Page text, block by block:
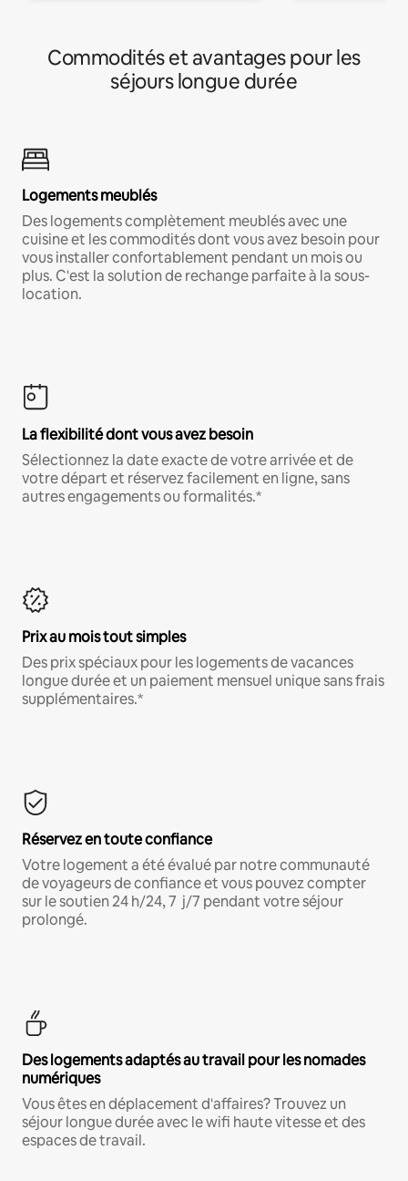
Commodités et avantages pour les
séjours longue durée
Logements meublés
Des logements complètement meublés avec une
cuisine et les commodités dont vous avez besoin pour
vous installer confortablement pendant un mois ou
plus. C'est la solution de rechange parfaite à la sous-
location.
La flexibilité dont vous avez besoin
Sélectionnez la date exacte de votre arrivée et de
votre départ et réservez facilement en ligne, sans
autres engagements ou formalités.*
Prix au mois tout simples
Des prix spéciaux pour les logements de vacances
longue durée et un paiement mensuel unique sans frais
supplémentaires.*
Réservez en toute confiance
Votre logement a été évalué par notre communauté
de voyageurs de confiance et vous pouvez compter
sur le soutien 24 h/24, 7 j/7 pendant votre séjour
prolongé.
Des logements adaptés au travail pour les nomades
numériques
Vous êtes en déplacement d'affaires? Trouvez un
séjour longue durée avec le wifi haute vitesse et des
espaces de travail.